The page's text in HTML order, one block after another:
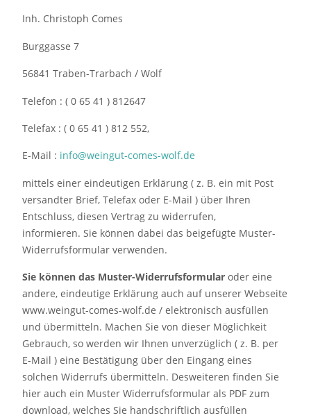
Inh. Christoph Comes
Burggasse 7
56841 Traben-Trarbach / Wolf
Telefon : ( 0 65 41 ) 812647
Telefax : ( 0 65 41 ) 812 552,
E-Mail : info@weingut-comes-wolf.de
mittels einer eindeutigen Erklärung ( z. B. ein mit Post
versandter Brief, Telefax oder E-Mail ) über Ihren
Entschluss, diesen Vertrag zu widerrufen,
informieren. Sie können dabei das beigefügte Muster-
Widerrufsformular verwenden.
Sie können das Muster-Widerrufsformular oder eine
andere, eindeutige Erklärung auch auf unserer Webseite
www.weingut-comes-wolf.de / elektronisch ausfüllen
und übermitteln. Machen Sie von dieser Möglichkeit
Gebrauch, so werden wir Ihnen unverzüglich ( z. B. per
E-Mail ) eine Bestätigung über den Eingang eines
solchen Widerrufs übermitteln. Desweiteren finden Sie
hier auch ein Muster Widerrufsformular als PDF zum
download, welches Sie handschriftlich ausfüllen